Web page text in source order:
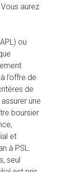
aurez
ou
l’offre de
de
une
boursier
et
à PSL.
seul